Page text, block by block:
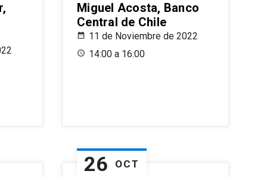
Miguel Acosta, Banco
Central de Chile
11 de Noviembre de 2022
14:00 a 16:00
26 OCT